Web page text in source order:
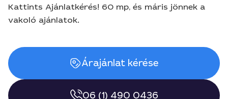
Kattints Ajánlatkérés! 60 mp, és máris jönnek a
vakoló ajánlatok.
Árajánlat kérése
06 (1) 490 0436